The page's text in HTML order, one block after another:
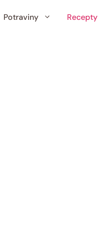
Potraviny Recepty